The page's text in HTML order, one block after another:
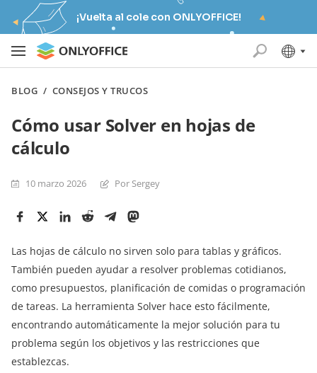
¡Vuelta al cole con ONLYOFFICE!
BLOG / CONSEJOS Y TRUCOS
Cómo usar Solver en hojas de
cálculo
10 marzo 2026 Por Sergey
Las hojas de cálculo no sirven solo para tablas y gráficos.
También pueden ayudar a resolver problemas cotidianos,
como presupuestos, planificación de comidas o programación
de tareas. La herramienta Solver hace esto fácilmente,
encontrando automáticamente la mejor solución para tu
problema según los objetivos y las restricciones que
establezcas.